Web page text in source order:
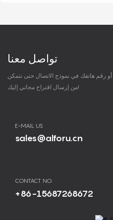
تواصل معنا
رقم هاتفك في نموذج الاتصال حتى نتمكن
من إرسال اقتراح مجاني إليك!
E-MAIL US
sales@alforu.cn
CONTACT NO.
+86-15687268672